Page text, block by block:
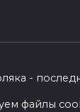
-
файлы